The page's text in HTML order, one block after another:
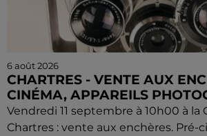
6 août 2026
CHARTRES - VENTE AUX
CINÉMA, APPAREILS
Vendredi 11 septembre à 10h00 à la
Chartres : vente aux enchères. Pré-